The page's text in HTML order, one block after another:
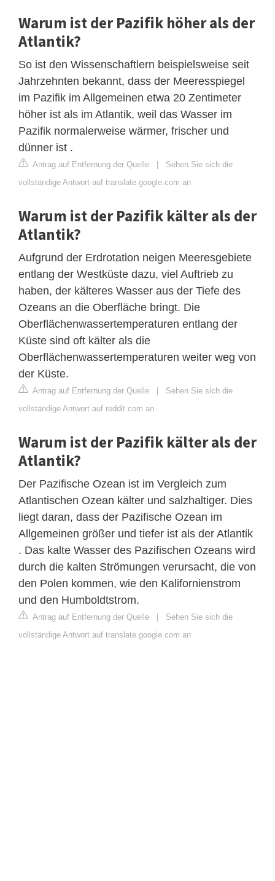
Warum ist der Pazifik höher als der
Atlantik?
So ist den Wissenschaftlern beispielsweise seit
Jahrzehnten bekannt, dass der Meeresspiegel
im Pazifik im Allgemeinen etwa 20 Zentimeter
höher ist als im Atlantik, weil das Wasser im
Pazifik normalerweise wärmer, frischer und
dünner ist .
Antrag auf Entfernung der Quelle | Sehen Sie sich die
vollständige Antwort auf translate.google.com an
Warum ist der Pazifik kälter als der
Atlantik?
Aufgrund der Erdrotation neigen Meeresgebiete
entlang der Westküste dazu, viel Auftrieb zu
haben, der kälteres Wasser aus der Tiefe des
Ozeans an die Oberfläche bringt. Die
Oberflächenwassertemperaturen entlang der
Küste sind oft kälter als die
Oberflächenwassertemperaturen weiter weg von
der Küste.
Antrag auf Entfernung der Quelle | Sehen Sie sich die
vollständige Antwort auf reddit.com an
Warum ist der Pazifik kälter als der
Atlantik?
Der Pazifische Ozean ist im Vergleich zum
Atlantischen Ozean kälter und salzhaltiger. Dies
liegt daran, dass der Pazifische Ozean im
Allgemeinen größer und tiefer ist als der Atlantik
. Das kalte Wasser des Pazifischen Ozeans wird
durch die kalten Strömungen verursacht, die von
den Polen kommen, wie den Kalifornienstrom
und den Humboldtstrom.
Antrag auf Entfernung der Quelle | Sehen Sie sich die
vollständige Antwort auf translate.google.com an